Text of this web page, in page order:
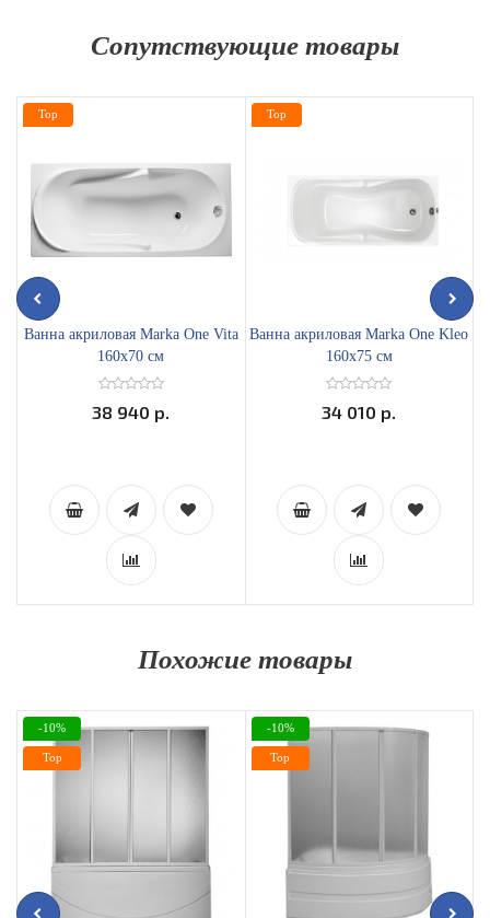
Сопутствующие товары
Ванна акриловая Marka One Vita
160x70 см
38 940 р.
Top
Ванна акриловая Marka One Kleo
160x75 см
34 010 р.
Top
Похожие товары
-10%
Top
-10%
Top